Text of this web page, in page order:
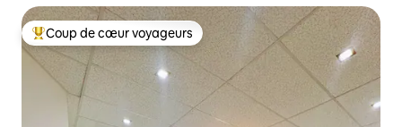
Coups de cœur voyageurs les plus appréciés
Coup de cœur voyageurs